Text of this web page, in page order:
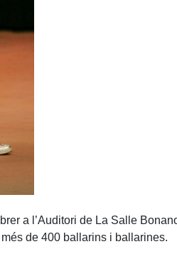
a l’Auditori de La Salle
de 400 ballarins i ballarines.